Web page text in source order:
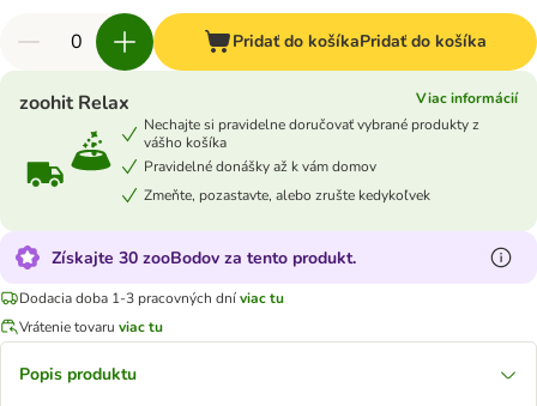
Pridať do košíkaPridať do košíka
zoohit Relax
Viac informácií
Nechajte si pravidelne doručovať vybrané produkty z
vášho košíka
Pravidelné donášky až k vám domov
Zmeňte, pozastavte, alebo zrušte kedykoľvek
Získajte 30 zooBodov za tento produkt.
Dodacia doba 1-3 pracovných dníviac tu
Vrátenie tovaru viac tu
Popis produktu